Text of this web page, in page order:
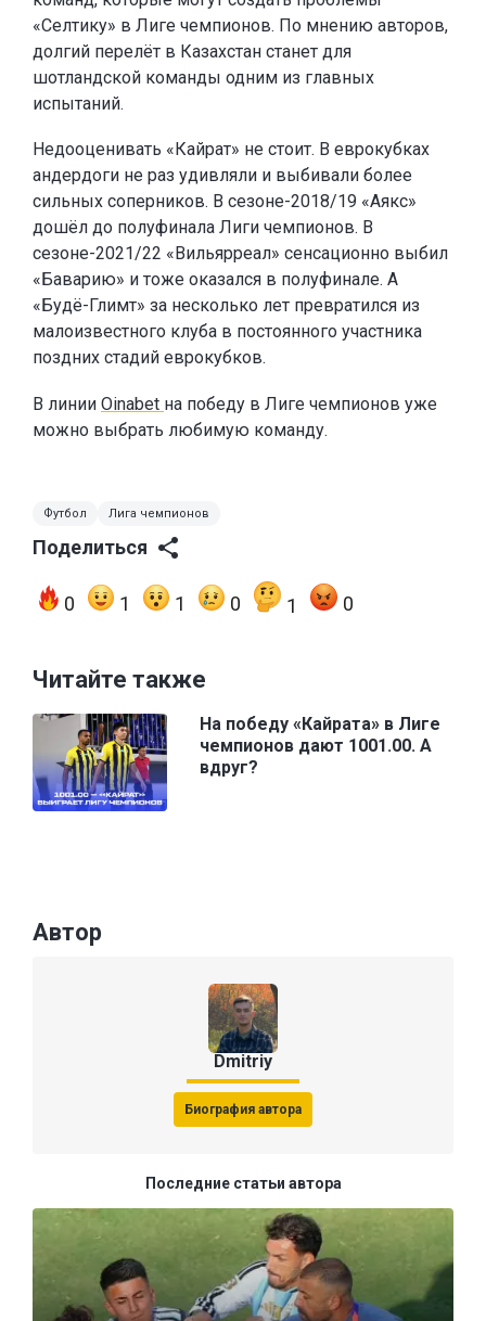
«Селтику» в Лиге чемпионов. По мнению авторов,
долгий перелёт в Казахстан станет для
шотландской команды одним из главных
испытаний.
Недооценивать «Кайрат» не стоит. В еврокубках
андердоги не раз удивляли и выбивали более
сильных соперников. В сезоне-2018/19 «Аякс»
дошёл до полуфинала Лиги чемпионов. В
сезоне-2021/22 «Вильярреал» сенсационно выбил
«Баварию» и тоже оказался в полуфинале. А
«Будё-Глимт» за несколько лет превратился из
малоизвестного клуба в постоянного участника
поздних стадий еврокубков.
В линии Oinabet на победу в Лиге чемпионов уже
можно выбрать любимую команду.
Футбол Лига чемпионов
Поделиться
0 1 1 0 1 0
Читайте также
На победу «Кайрата» в Лиге
чемпионов дают 1001.00. А
вдруг?
Автор
Dmitriy
Биография автора
Последние статьи автора